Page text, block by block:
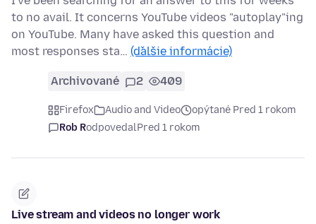
to no avail. It concerns YouTube videos "autoplay"ing
on YouTube. Many have asked this question and
most responses sta… (ďalšie informácie)
Archivované 2 409
Firefox Audio and Video
opýtané Pred 1 rokom
Rob RodpovedalPred 1 rokom
Live stream and videos no longer work